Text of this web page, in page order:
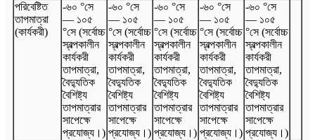
পরিবেষ্টিত
তাপমাত্রা
(কার্যকরী)
-৬০ °সে
— ১০৫
°সে (সর্বোচ্চ
স্বল্পকালীন
কার্যকরী
তাপমাত্রা,
বৈদ্যুতিক
বৈশিষ্ট্য
তাপমাত্রার
সাপেক্ষে
প্রযোজ্য।)
-৬০ °সে
— ১০৫
°সে (সর্বোচ্চ
স্বল্পকালীন
কার্যকরী
তাপমাত্রা,
বৈদ্যুতিক
বৈশিষ্ট্য
তাপমাত্রার
সাপেক্ষে
প্রযোজ্য।)
-৬০ °সে
— ১০৫
°সে (সর্বোচ্চ
স্বল্পকালীন
কার্যকরী
তাপমাত্রা,
বৈদ্যুতিক
বৈশিষ্ট্য
তাপমাত্রার
সাপেক্ষে
প্রযোজ্য।)
-৬০ °সে
— ১০৫
°সে (সর্বোচ্চ
স্বল্পকালীন
কার্যকরী
তাপমাত্রা,
বৈদ্যুতিক
বৈশিষ্ট্য
তাপমাত্রার
সাপেক্ষে
প্রযোজ্য।)
-৬০ °সে
— ১০৫
°সে (সর্বোচ্চ
স্বল্পকালীন
কার্যকরী
তাপমাত্রা,
বৈদ্যুতিক
বৈশিষ্ট্য
তাপমাত্রার
সাপেক্ষে
প্রযোজ্য।)